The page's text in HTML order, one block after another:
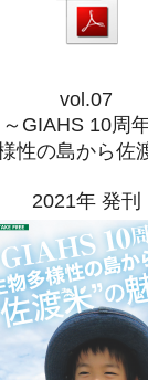
vol.07
～GIAHS 10周
性の島から佐
2021年 発刊